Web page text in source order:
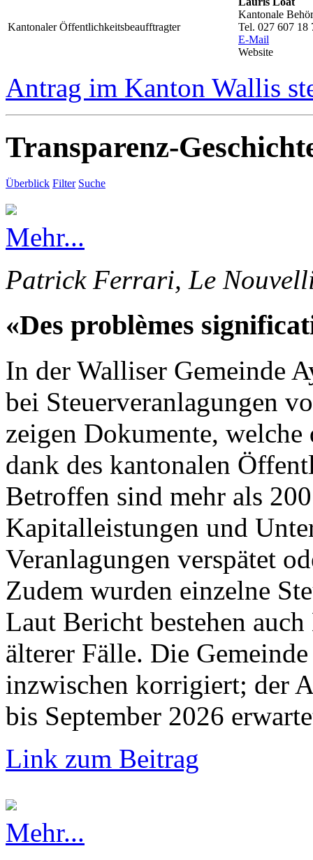
Kantonaler Öffentlichkeitsbeaufftragter
Kantonale
Tel. 027 607 18
E-Mail
Website
Antrag im Kanton Wallis
Transparenz-
Überblick Filter Suche
Mehr...
Patrick Ferrari, Le
«Des problèmes
In der Walliser Gemeinde
bei Steuerveranlagungen
zeigen Dokumente,
dank des kantonalen
Betroffen sind mehr als
Kapitalleistungen und
Veranlagungen verspätet
Zudem wurden einzelne
Laut Bericht bestehen
älterer Fälle. Die
inzwischen korrigiert; der
bis September 2026
Link zum Beitrag
Mehr...